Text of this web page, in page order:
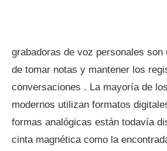
grabadoras de voz personales son
de tomar notas y mantener los
conversaciones . La mayoría de
modernos utilizan formatos
formas analógicas están todavía
cinta magnética como la